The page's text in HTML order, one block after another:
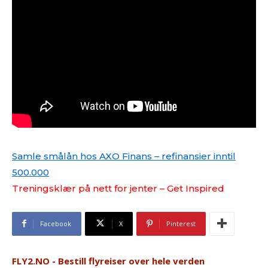
Samle smålån hos AXO Finans – refinansier inntil
500.000
Treningsklær på nett for jenter – Get Inspired
Facebook X Pinterest
FLY2.NO - Bestill flyreiser over hele verden